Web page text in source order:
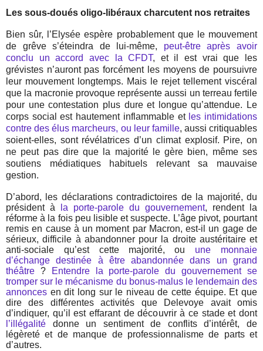
Les sous-doués oligo-libéraux charcutent nos retraites
Bien sûr, l’Elysée espère probablement que le mouvement
de grêve s’éteindra de lui-même, peut-être après avoir
conclu un accord avec la CFDT, et il est vrai que les
grévistes n’auront pas forcément les moyens de poursuivre
leur mouvement longtemps. Mais le rejet tellement viscéral
que la macronie provoque représente aussi un terreau fertile
pour une contestation plus dure et longue qu’attendue. Le
corps social est hautement inflammable et les intimidations
contre des élus marcheurs, ou leur famille, aussi critiquables
soient-elles, sont révélatrices d’un climat explosif. Pire, on
ne peut pas dire que la majorité le gère bien, même ses
soutiens médiatiques habituels relevant sa mauvaise
gestion.
D’abord, les déclarations contradictoires de la majorité, du
président à
la porte-parole du gouvernement, rendent la
réforme à la fois peu lisible et suspecte. L’âge pivot, pourtant
remis en cause à un moment par Macron, est-il un gage de
sérieux, difficile à abandonner pour la droite austéritaire et
anti-sociale qu’est cette majorité, ou une monnaie
d’échange destinée à être abandonnée dans un grand
théâtre ?
Entendre la porte-parole du gouvernement se
tromper sur le mécanisme du bonus-malus le lendemain des
annonces en dit long sur le niveau de cette équipe. Et que
dire des différentes activités que Delevoye avait omis
d’indiquer, qu’il est effarant de découvrir à ce stade et dont
l’illégalité donne un sentiment de conflits d’intérêt, de
légèreté et de manque de professionnalisme de parts et
d’autres.